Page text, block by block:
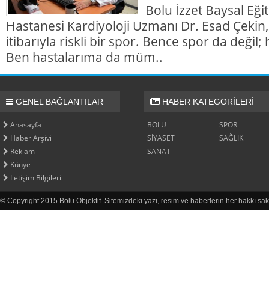
Bolu İzzet Baysal
Hastanesi Kardiyoloji Uzmanı Dr. Esad
itibarıyla riskli bir spor. Bence spor da değil;
Ben hastalarıma da müm..
GENEL BAĞLANTILAR
Anasayfa
Haber Arşivi
Reklam
Künye
İletişim Bilgileri
HABER KATEGORİLERİ
BOLU
SPOR
SİYASET
SAĞLIK
SANAT
© Copyright 2015 Bolu Objektif. Sitemizdeki yazı, resim ve haberlerin her hakkı